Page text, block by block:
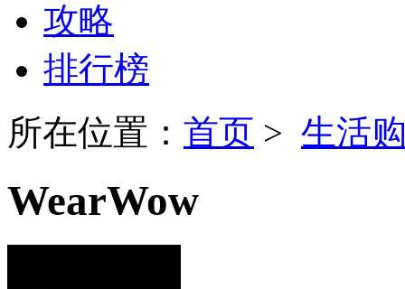
攻略
排行榜
所在位置： 首页 > 生活
WearWow